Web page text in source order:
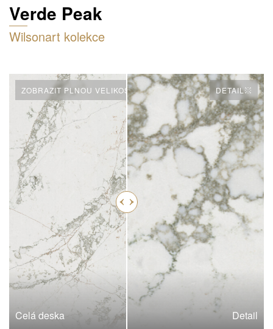
Verde Peak
Wilsonart kolekce
ZOBRAZIT PLNOU VELIKOST
Celá deska
DETAIL
Detail